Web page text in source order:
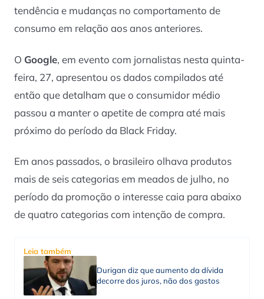
tendência e mudanças no comportamento de
consumo em relação aos anos anteriores.
O Google, em evento com jornalistas nesta quinta-
feira, 27, apresentou os dados compilados até
então que detalham que o consumidor médio
passou a manter o apetite de compra até mais
próximo do período da Black Friday.
Em anos passados, o brasileiro olhava produtos
mais de seis categorias em meados de julho, no
período da promoção o interesse caia para abaixo
de quatro categorias com intenção de compra.
Leia também
Durigan diz que aumento da dívida
decorre dos juros, não dos gastos